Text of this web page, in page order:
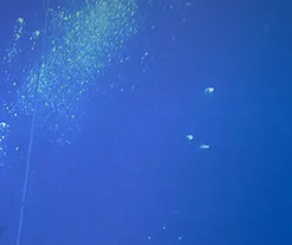
SES ACTIVITÉS
STAGES D’APNÉE